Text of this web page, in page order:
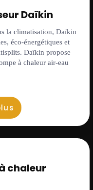
Daïkin
la climatisation, Daïkin
éco-énergétiques et
Daïkin propose
à chaleur air-eau
chaleur